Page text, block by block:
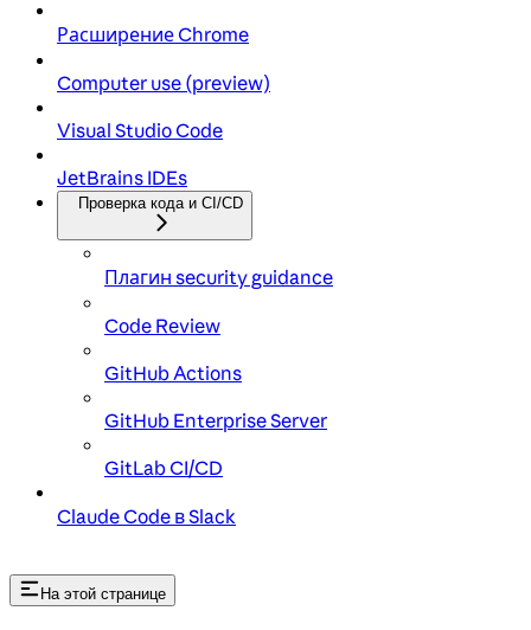
Расширение Chrome
Computer use (preview)
Visual Studio Code
JetBrains IDEs
Проверка кода и CI/CD
Плагин security guidance
Code Review
GitHub Actions
GitHub Enterprise Server
GitLab CI/CD
Claude Code в Slack
На этой странице